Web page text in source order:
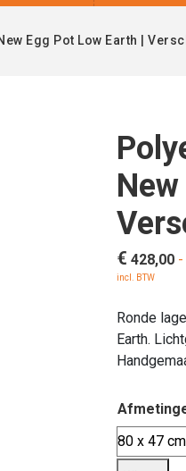
Egg Pot Low Earth |
€ 428,00 -
incl. BTW
Ronde
Earth.